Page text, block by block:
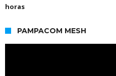
horas
PAMPACOM MESH